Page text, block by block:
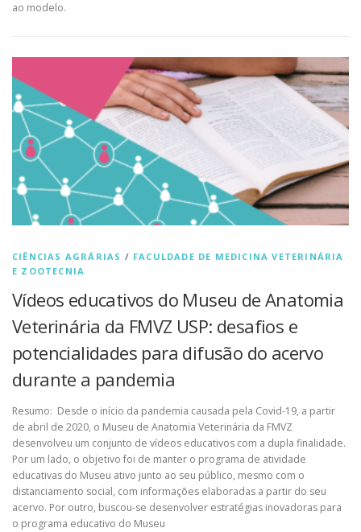
ao modelo.
CIÊNCIAS AGRÁRIAS / FACULDADE DE MEDICINA VETERINÁRIA
E ZOOTECNIA
Vídeos educativos do Museu de Anatomia
Veterinária da FMVZ USP: desafios e
potencialidades para difusão do acervo
durante a pandemia
Resumo: Desde o início da pandemia causada pela Covid-19, a partir
de abril de 2020, o Museu de Anatomia Veterinária da FMVZ
desenvolveu um conjunto de vídeos educativos com a dupla finalidade.
Por um lado, o objetivo foi de manter o programa de atividade
educativas do Museu ativo junto ao seu público, mesmo com o
distanciamento social, com informações elaboradas a partir do seu
acervo. Por outro, buscou-se desenvolver estratégias inovadoras para
o programa educativo do Museu